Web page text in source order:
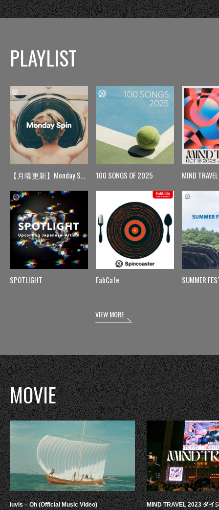
PLAYLIST
【月曜更新】Monday Spin
SPOTLIGHT
100 SONGS OF 2025
FabCafe
MIND TRAVEL
SUMMER
VIEW MORE
MOVIE
luvis – Oh (Official Music Video) MIND TRAVEL 2023 ダイ